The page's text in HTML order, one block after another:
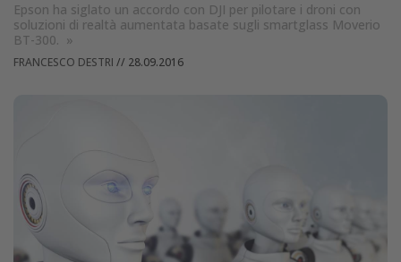
Epson ha siglato un accordo con DJI per pilotare i droni con
soluzioni di realtà aumentata basate sugli smartglass Moverio
BT-300. »
FRANCESCO DESTRI // 28.09.2016